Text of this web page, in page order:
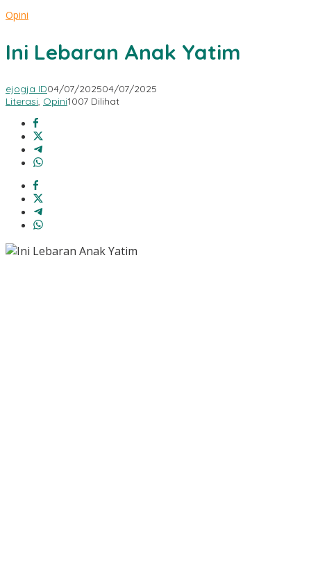
Opini
Ini Lebaran Anak Yatim
ejogja ID04/07/202504/07/2025
Literasi, Opini1007 Dilihat